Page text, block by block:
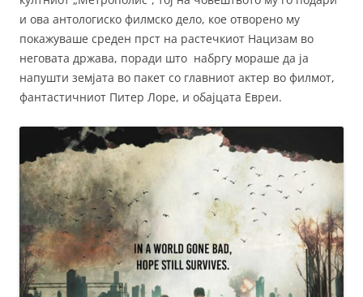
и ова антологиско филмско дело, кое отворено му
покажуваше среден прст на растечкиот Нацизам во
неговата држава, поради што набргу мораше да ја
напушти земјата во пакет со главниот актер во филмот,
фантастичниот Питер Лоре, и обајцата Евреи.